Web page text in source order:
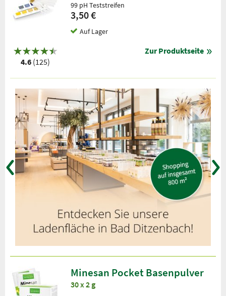
4.6 (125)
99 pH Teststreifen
3,50 €
Auf Lager
Zur Produktseite
Minesan Pocket Basenpulver
30 x 2 g